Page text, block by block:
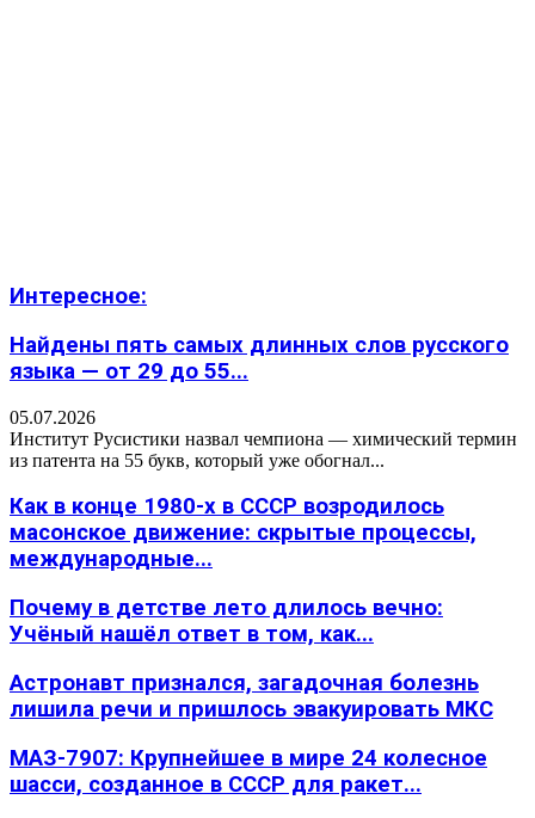
Интересное:
Найдены пять самых длинных слов русского
языка — от 29 до 55...
05.07.2026
Институт Русистики назвал чемпиона — химический термин
из патента на 55 букв, который уже обогнал...
Как в конце 1980-х в СССР возродилось
масонское движение: скрытые процессы,
международные...
Почему в детстве лето длилось вечно:
Учёный нашёл ответ в том, как...
Астронавт признался, загадочная болезнь
лишила речи и пришлось эвакуировать МКС
МАЗ-7907: Крупнейшее в мире 24 колесное
шасси, созданное в СССР для ракет...